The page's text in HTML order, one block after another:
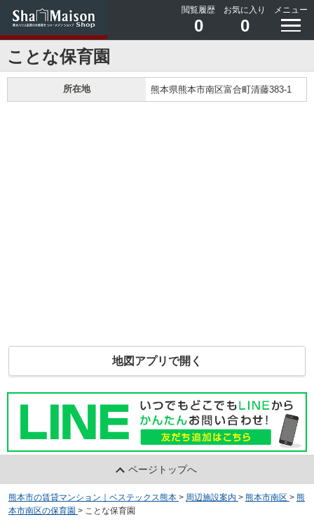
閲覧履歴
0
お気に入り
0
メニュー
ことな保育園
所在地 熊本県熊本市南区富合町清藤383-1
地図アプリで開く
ページトップへ
熊本市の賃貸マンション｜ベステックス熊本 > 周辺施設案内 > 熊本市南区 > 熊
本市南区の保育園 > ことな保育園